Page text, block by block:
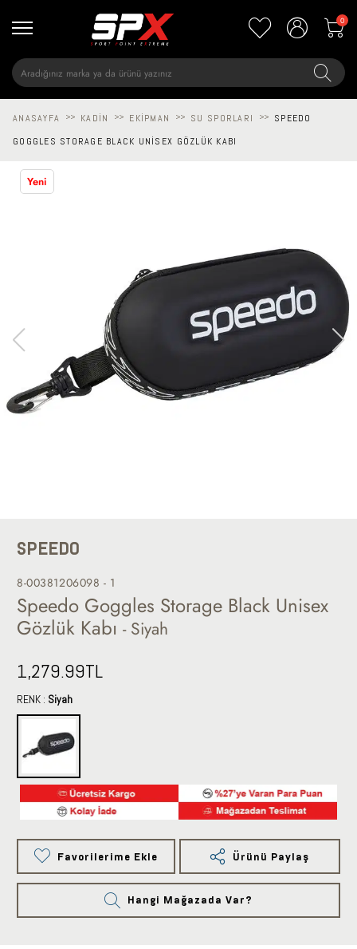
0
ANASAYFA >> KADIN >> EKIPMAN >> SU SPORLARI >>
SPEEDO
GOGGLES STORAGE BLACK UNISEX GÖZLÜK KABI
Yeni
SPEEDO
8-00381206098 - 1
Speedo Goggles Storage Black Unisex
Gözlük Kabı - Siyah
1,279.99TL
RENK : Siyah
Favorilerime Ekle Ürünü Paylaş
Hangi Mağazada Var?